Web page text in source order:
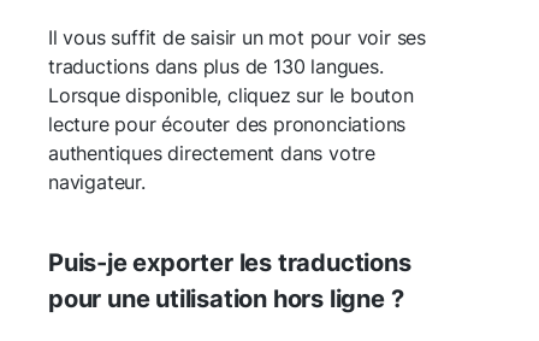
Il vous suffit de saisir un mot pour voir ses
traductions dans plus de 130 langues.
Lorsque disponible, cliquez sur le bouton
lecture pour écouter des prononciations
authentiques directement dans votre
navigateur.
Puis-je exporter les traductions
pour une utilisation hors ligne ?